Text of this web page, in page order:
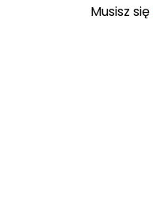
Musisz się